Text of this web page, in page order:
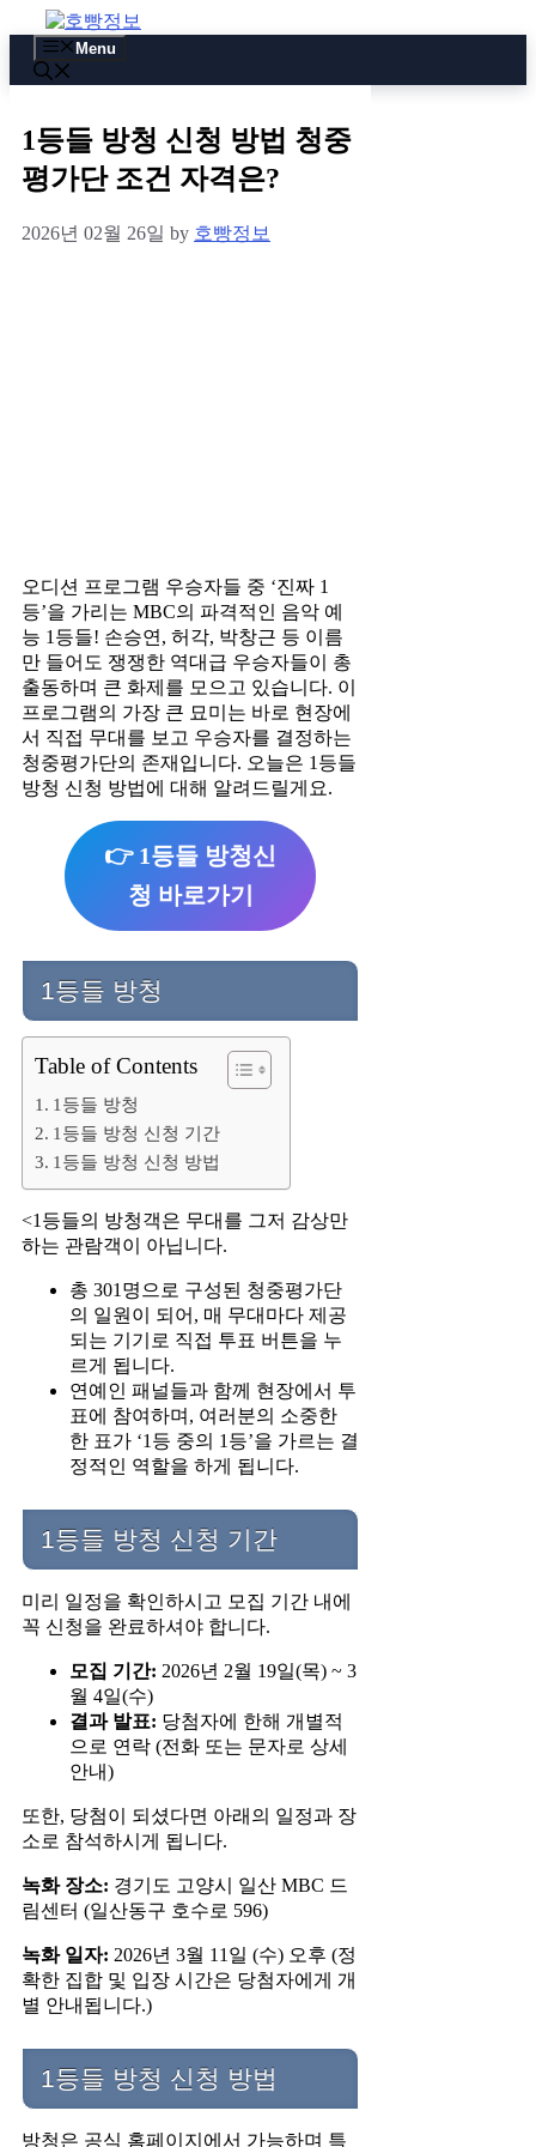
to
content
Menu
1등들 방청 신청 방법 청중
평가단 조건 자격은?
2026년 02월 26일 by 호빵정보
오디션 프로그램 우승자들 중 ‘진짜 1
등’을 가리는 MBC의 파격적인 음악 예
능 1등들! 손승연, 허각, 박창근 등 이름
만 들어도 쟁쟁한 역대급 우승자들이 총
출동하며 큰 화제를 모으고 있습니다. 이
프로그램의 가장 큰 묘미는 바로 현장에
서 직접 무대를 보고 우승자를 결정하는
청중평가단의 존재입니다. 오늘은 1등들
방청 신청 방법에 대해 알려드릴게요.
👉 1등들 방청신
청 바로가기
1등들 방청
Table of Contents
1등들 방청
1등들 방청 신청 기간
1등들 방청 신청 방법
<1등들의 방청객은 무대를 그저 감상만
하는 관람객이 아닙니다.
총 301명으로 구성된 청중평가단
의 일원이 되어, 매 무대마다 제공
되는 기기로 직접 투표 버튼을 누
르게 됩니다.
연예인 패널들과 함께 현장에서 투
표에 참여하며, 여러분의 소중한
한 표가 ‘1등 중의 1등’을 가르는 결
정적인 역할을 하게 됩니다.
1등들 방청 신청 기간
미리 일정을 확인하시고 모집 기간 내에
꼭 신청을 완료하셔야 합니다.
모집 기간: 2026년 2월 19일(목) ~ 3
월 4일(수)
결과 발표: 당첨자에 한해 개별적
으로 연락 (전화 또는 문자로 상세
안내)
또한, 당첨이 되셨다면 아래의 일정과 장
소로 참석하시게 됩니다.
녹화 장소: 경기도 고양시 일산 MBC 드
림센터 (일산동구 호수로 596)
녹화 일자: 2026년 3월 11일 (수) 오후 (정
확한 집합 및 입장 시간은 당첨자에게 개
별 안내됩니다.)
1등들 방청 신청 방법
방청은 공식 홈페이지에서 가능하며 특